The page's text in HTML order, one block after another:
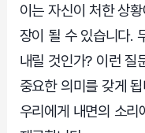
이는 자신이 처한 상
장이 될 수 있습니다.
내릴 것인가? 이런 질
중요한 의미를 갖게
우리에게 내면의 소